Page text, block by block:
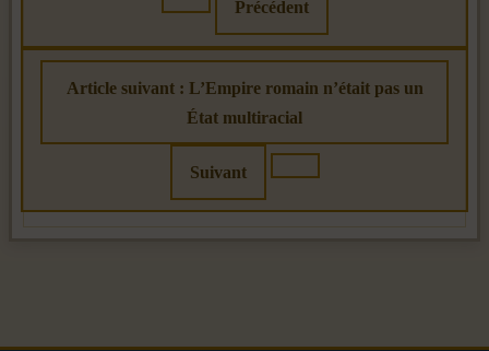
Précédent
Article suivant : L’Empire romain n’était pas un
État multiracial
Suivant